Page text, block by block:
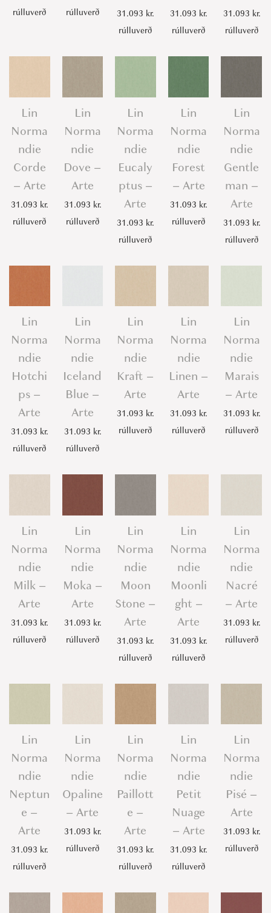
rúlluverð
rúlluverð
31.093 kr.
rúlluverð
31.093 kr.
rúlluverð
31.093 kr.
rúlluverð
Lin
Norma
ndie
Corde
– Arte
31.093 kr.
rúlluverð
Lin
Norma
ndie
Dove –
Arte
31.093 kr.
rúlluverð
Lin
Norma
ndie
Eucaly
ptus –
Arte
31.093 kr.
rúlluverð
Lin
Norma
ndie
Forest
– Arte
31.093 kr.
rúlluverð
Lin
Norma
ndie
Gentle
man –
Arte
31.093 kr.
rúlluverð
Lin
Norma
ndie
Hotchi
ps –
Arte
31.093 kr.
rúlluverð
Lin
Norma
ndie
Iceland
Blue –
Arte
31.093 kr.
rúlluverð
Lin
Norma
ndie
Kraft –
Arte
31.093 kr.
rúlluverð
Lin
Norma
ndie
Linen –
Arte
31.093 kr.
rúlluverð
Lin
Norma
ndie
Marais
– Arte
31.093 kr.
rúlluverð
Lin
Norma
ndie
Milk –
Arte
31.093 kr.
rúlluverð
Lin
Norma
ndie
Moka –
Arte
31.093 kr.
rúlluverð
Lin
Norma
ndie
Moon
Stone –
Arte
31.093 kr.
rúlluverð
Lin
Norma
ndie
Moonli
ght –
Arte
31.093 kr.
rúlluverð
Lin
Norma
ndie
Nacré
– Arte
31.093 kr.
rúlluverð
Lin
Norma
ndie
Neptun
e –
Arte
31.093 kr.
rúlluverð
Lin
Norma
ndie
Opaline
– Arte
31.093 kr.
rúlluverð
Lin
Norma
ndie
Paillott
e –
Arte
31.093 kr.
rúlluverð
Lin
Norma
ndie
Petit
Nuage
– Arte
31.093 kr.
rúlluverð
Lin
Norma
ndie
Pisé –
Arte
31.093 kr.
rúlluverð